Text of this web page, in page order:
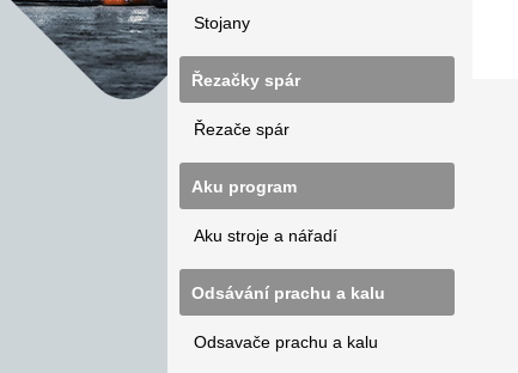
Stojany
Řezačky spár
Řezače spár
Aku program
Aku stroje a nářadí
Odsávání prachu a kalu
Odsavače prachu a kalu